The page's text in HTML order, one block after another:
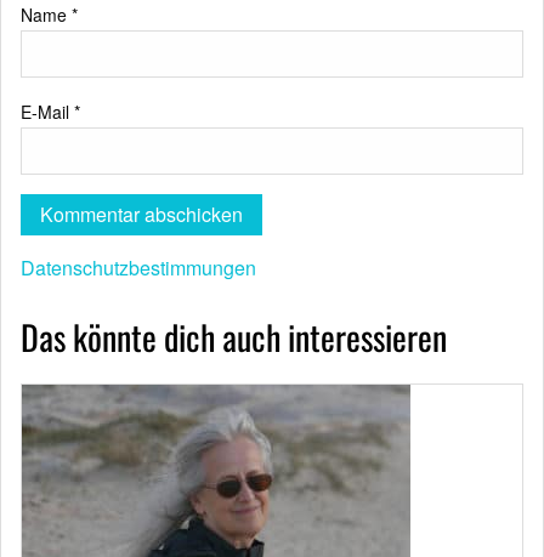
Name *
E-Mail *
Datenschutzbestimmungen
Das könnte dich auch interessieren